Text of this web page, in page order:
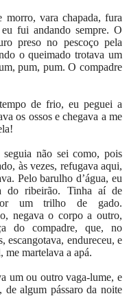
morro, vara chapada, fura
fui andando sempre. O
preso no pescoço pela
o queimado trotava um
pum, pum. O compadre
de frio, eu peguei a
os ossos e chegava a me
não sei como, pois
às vezes, refugava aqui,
Pelo barulho d’água, eu
do ribeirão. Tinha aí de
um trilho de gado.
negava o corpo a outro,
do compadre, que, no
escangotava, endureceu, e
me martelava a apá.
um ou outro vaga-lume, e
de algum pássaro da noite